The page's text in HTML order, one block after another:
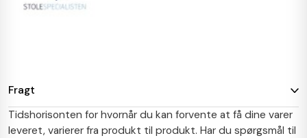
Fragt
Tidshorisonten for hvornår du kan forvente at få dine varer
leveret, varierer fra produkt til produkt. Har du spørgsmål til